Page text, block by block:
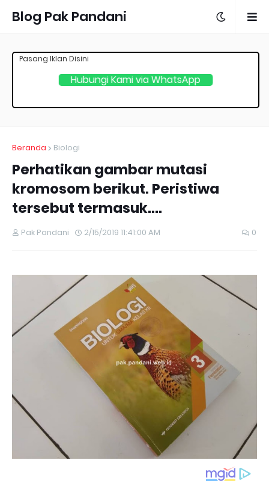
Blog Pak Pandani
Hubungi Kami via WhatsApp
Pasang Iklan Disini
Beranda Biologi
Perhatikan gambar mutasi
kromosom berikut. Peristiwa
tersebut termasuk....
Pak Pandani 2/15/2019 11:41:00 AM 0